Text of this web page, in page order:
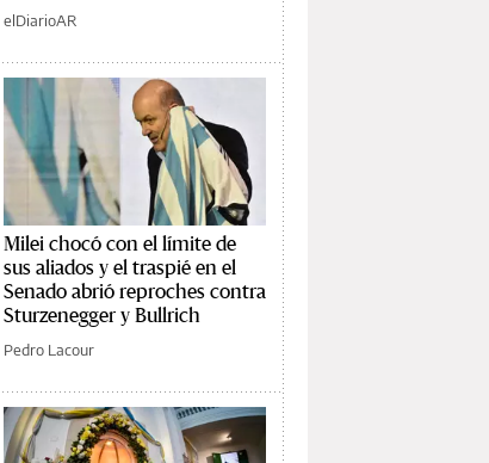
elDiarioAR
Milei chocó con el límite de
sus aliados y el traspié en el
Senado abrió reproches contra
Sturzenegger y Bullrich
Pedro Lacour